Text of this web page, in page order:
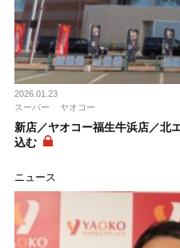
2026.01.23
スーパー
ヤオコー
新店／ヤオコー福生牛浜店／北
込む
ニュース